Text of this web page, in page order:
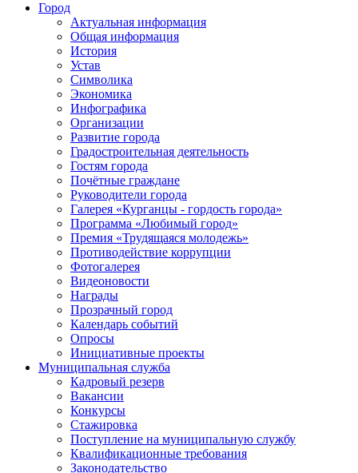
Город
Актуальная информация
Общая информация
История
Устав
Символика
Экономика
Инфографика
Организации
Развитие города
Градостроительная деятельность
Гостям города
Почётные граждане
Руководители города
Галерея «Курганцы - гордость города»
Программа «Любимый город»
Премия «Трудящаяся молодежь»
Противодействие коррупции
Фотогалерея
Видеоновости
Награды
Прозрачный город
Календарь событий
Опросы
Инициативные проекты
Муниципальная служба
Кадровый резерв
Вакансии
Конкурсы
Стажировка
Поступление на муниципальную службу
Квалификационные требования
Законодательство